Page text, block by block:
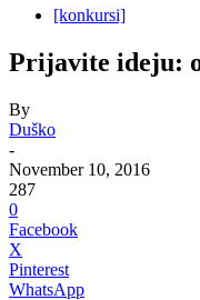
[konkursi]
Prijavite ideju:
By
Duško
-
November 10, 2016
287
0
Facebook
X
Pinterest
WhatsApp